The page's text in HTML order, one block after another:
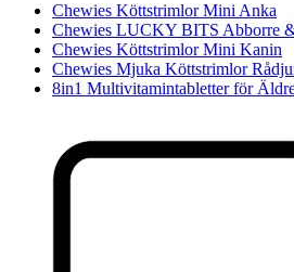
Chewies Köttstrimlor Mini Anka
Chewies LUCKY BITS Abborre
Chewies Köttstrimlor Mini Kanin
Chewies Mjuka Köttstrimlor
8in1 Multivitamintabletter för